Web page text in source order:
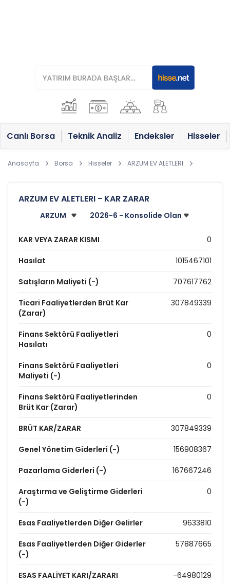
Canlı Borsa Teknik Analiz Endeksler Hisseler
Anasayfa Borsa Hisseler ARZUM EV ALETLERI
ARZUM EV ALETLERI - KAR ZARAR
KAR VEYA ZARAR KISMI 0
Hasılat 1015467101
Satışların Maliyeti (-) 707617762
Ticari Faaliyetlerden Brüt Kar
(Zarar)
307849339
Finans Sektörü Faaliyetleri
Hasılatı
0
Finans Sektörü Faaliyetleri
Maliyeti (-)
0
Finans Sektörü Faaliyetlerinden
Brüt Kar (Zarar)
0
BRÜT KAR/ZARAR 307849339
Genel Yönetim Giderleri (-) 156908367
Pazarlama Giderleri (-) 167667246
Araştırma ve Geliştirme Giderleri
(-)
0
Esas Faaliyetlerden Diğer Gelirler 9633810
Esas Faaliyetlerden Diğer Giderler
(-)
57887665
ESAS FAALİYET KARI/ZARARI -64980129